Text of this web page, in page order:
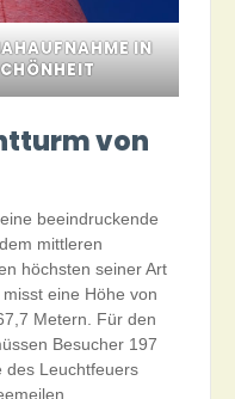
IN
von
beeindruckende
mittleren
höchsten seiner Art
eine Höhe von
Metern. Für den
Besucher 197
des Leuchtfeuers